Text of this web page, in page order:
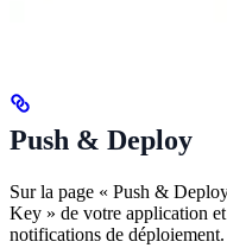
Push & Deploy
Sur la page « Push &
Key » de votre application
notifications de déploiement.